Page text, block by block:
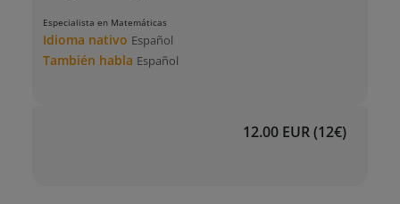
Especialista en Matemáticas
Idioma nativo Español
También habla Español
12.00 EUR (12€)